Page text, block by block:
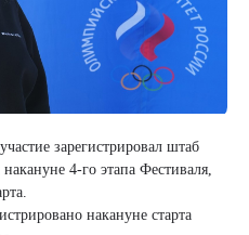
зарегистрировал штаб
4-го этапа Фестиваля,
накануне старта